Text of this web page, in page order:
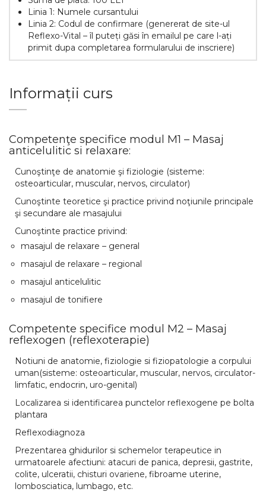
Linia 1: Numele cursantului
Linia 2: Codul de confirmare (genererat de site-ul
Reflexo-Vital – îl puteți găsi în emailul pe care l-ați
primit dupa completarea formularului de inscriere)
Informații curs
Competenţe specifice modul M1 – Masaj
anticelulitic si relaxare:
Cunoştinţe de anatomie şi fiziologie (sisteme:
osteoarticular, muscular, nervos, circulator)
Cunoştinte teoretice şi practice privind noţiunile principale
şi secundare ale masajului
Cunoştinte practice privind:
masajul de relaxare – general
masajul de relaxare – regional
masajul anticelulitic
masajul de tonifiere
Competente specifice modul M2 – Masaj
reflexogen (reflexoterapie)
Notiuni de anatomie, fiziologie si fiziopatologie a corpului
uman(sisteme: osteoarticular, muscular, nervos, circulator-
limfatic, endocrin, uro-genital)
Localizarea si identificarea punctelor reflexogene pe bolta
plantara
Reflexodiagnoza
Prezentarea ghidurilor si schemelor terapeutice in
urmatoarele afectiuni: atacuri de panica, depresii, gastrite,
colite, ulceratii, chisturi ovariene, fibroame uterine,
lombosciatica, lumbago, etc.